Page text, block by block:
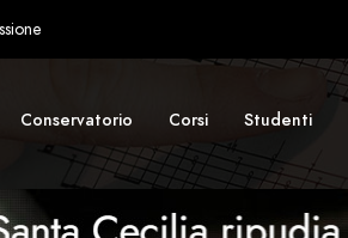
Conservatorio Corsi Studenti